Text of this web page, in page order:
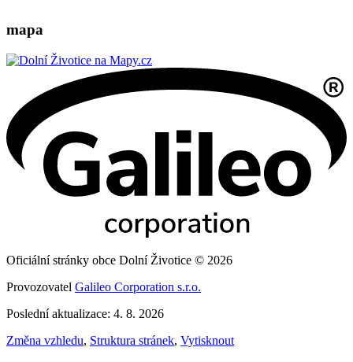
mapa
Oficiální stránky obce Dolní Životice © 2026
Provozovatel Galileo Corporation s.r.o.
Poslední aktualizace: 4. 8. 2026
Změna vzhledu, Struktura stránek, Vytisknout